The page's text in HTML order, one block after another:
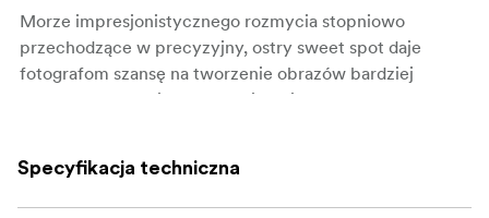
Morze impresjonistycznego rozmycia stopniowo
przechodzące w precyzyjny, ostry sweet spot daje
fotografom szansę na tworzenie obrazów bardziej
dramatycznych niż poprzednie obiektywy z selektywną
wynoszący prawie 90 stopni w aparatach
pełnoklatkowych, a uzyskamy możliwość precyzyjnego
Specyfikacja techniczna